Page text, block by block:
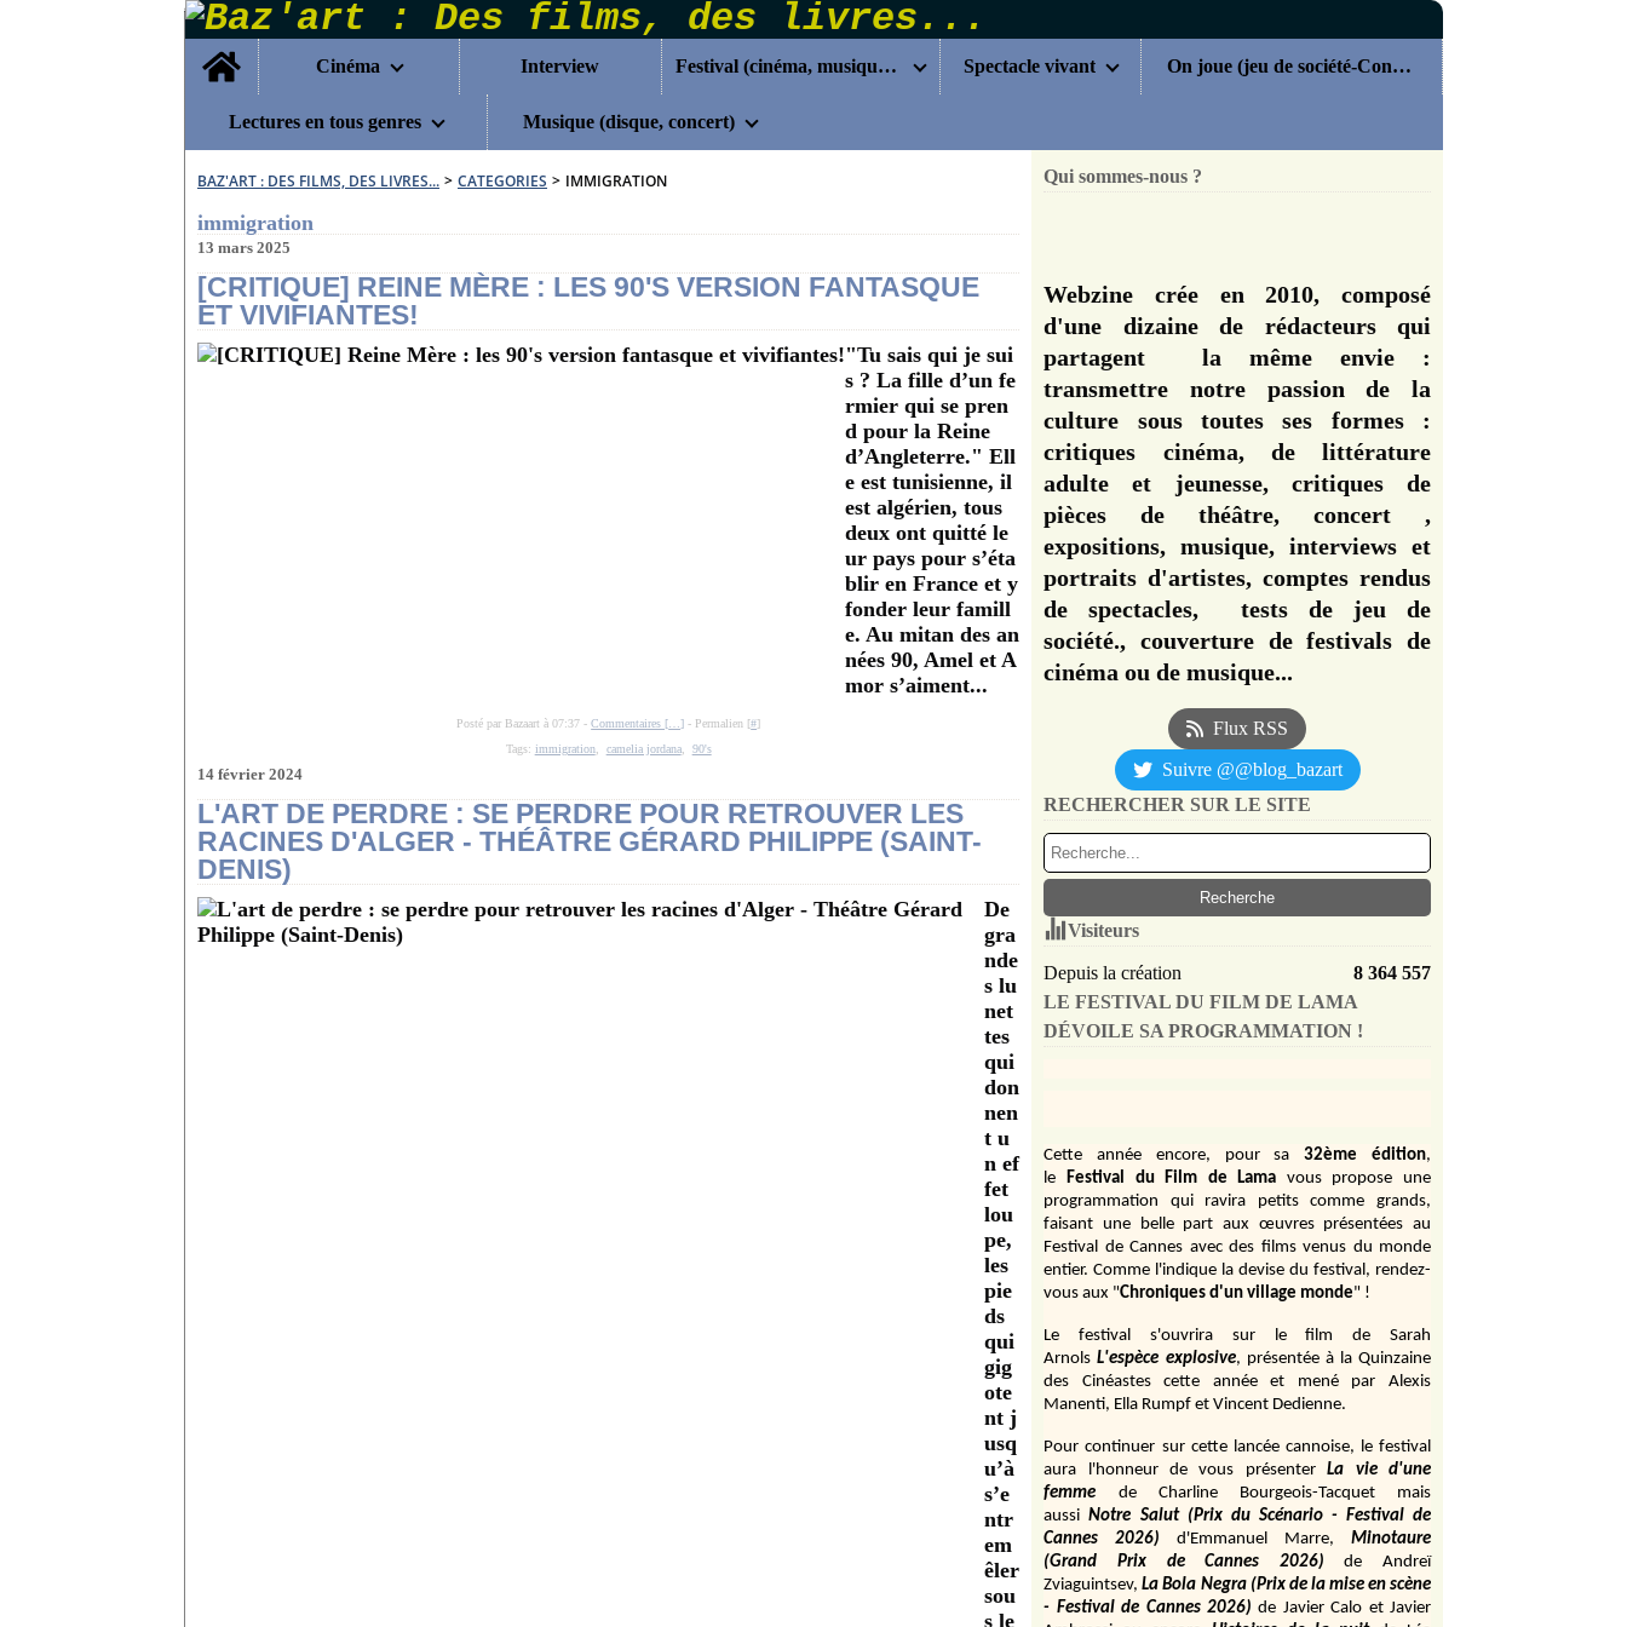
Home
Cinéma
Interview Festival (cinéma, musique...) Spectacle vivant On joue (jeu de société-Concours)
Lectures en tous genres Musique (disque, concert)
BAZ'ART : DES FILMS, DES LIVRES... > CATEGORIES > IMMIGRATION
immigration
13 mars 2025
[CRITIQUE] REINE MÈRE : LES 90'S VERSION FANTASQUE
ET VIVIFIANTES!
"Tu sais qui je sui
s ? La fille d’un fe
rmier qui se pren
d pour la Reine
d’Angleterre." Ell
e est tunisienne, il
est algérien, tous
deux ont quitté le
ur pays pour s’éta
blir en France et y
fonder leur famill
e. Au mitan des an
nées 90, Amel et A
mor s’aiment...
Posté par Bazaart à 07:37 -Commentaires [ …] - Permalien [#]
Tags: immigration, camelia jordana, 90's
14 février 2024
L'ART DE PERDRE : SE PERDRE POUR RETROUVER LES
RACINES D'ALGER - THÉÂTRE GÉRARD PHILIPPE (SAINT-
DENIS)
De
gra
nde
s lu
net
tes
qui
don
nen
t u
n ef
fet
lou
pe,
les
pie
ds
qui
gig
ote
nt j
usq
u’à
s’e
ntr
em
êler
sou
s le
Qui sommes-nous ?
Webzine crée en 2010, composé
d'une dizaine de rédacteurs qui
partagent la même envie :
transmettre notre passion de la
culture sous toutes ses formes :
critiques cinéma, de littérature
adulte et jeunesse, critiques de
pièces de théâtre, concert ,
expositions, musique, interviews et
portraits d'artistes, comptes rendus
de spectacles, tests de jeu de
société., couverture de festivals de
cinéma ou de musique...
Flux RSS
Suivre @@blog_bazart
RECHERCHER SUR LE SITE
Visiteurs
Depuis la création
8 364 557
LE FESTIVAL DU FILM DE LAMA
DÉVOILE SA PROGRAMMATION !
Cette année encore, pour sa 32ème édition,
le Festival du Film de Lama vous propose une
programmation qui ravira petits comme grands,
faisant une belle part aux œuvres présentées au
Festival de Cannes avec des films venus du monde
entier. Comme l'indique la devise du festival, rendez-
vous aux "Chroniques d'un village monde" !
Le festival s'ouvrira sur le film de Sarah
Arnols L'espèce explosive, présentée à la Quinzaine
des Cinéastes cette année et mené par Alexis
Manenti, Ella Rumpf et Vincent Dedienne.
Pour continuer sur cette lancée cannoise, le festival
aura l'honneur de vous présenter
La vie d'une
femme
de Charline Bourgeois-Tacquet
mais
aussi Notre Salut (Prix du Scénario - Festival de
Cannes 2026)
d'Emmanuel Marre,
Minotaure
(Grand Prix de Cannes 2026)
de Andreï
Zviaguintsev,La Bola Negra (Prix de la mise en scène
- Festival de Cannes 2026) de Javier Calo et Javier